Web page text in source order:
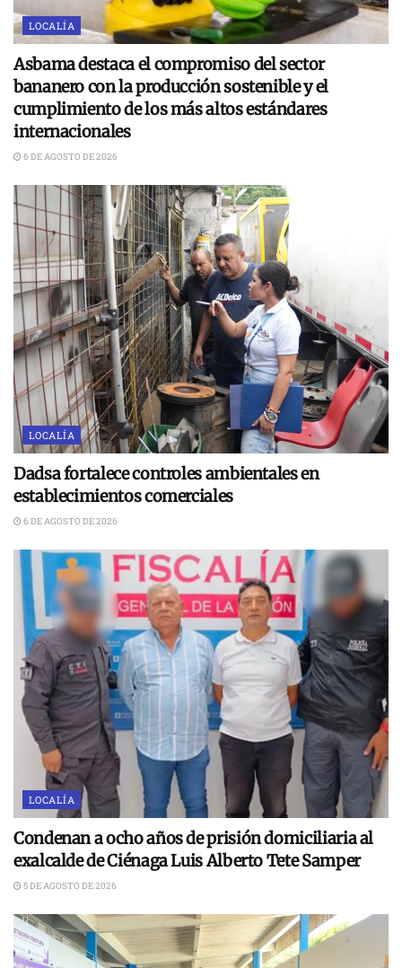
LOCALÍA
Asbama destaca el compromiso del sector
bananero con la producción sostenible y el
cumplimiento de los más altos estándares
internacionales
6 DE AGOSTO DE 2026
LOCALÍA
Dadsa fortalece controles ambientales en
establecimientos comerciales
6 DE AGOSTO DE 2026
LOCALÍA
Condenan a ocho años de prisión domiciliaria al
exalcalde de Ciénaga Luis Alberto Tete Samper
5 DE AGOSTO DE 2026